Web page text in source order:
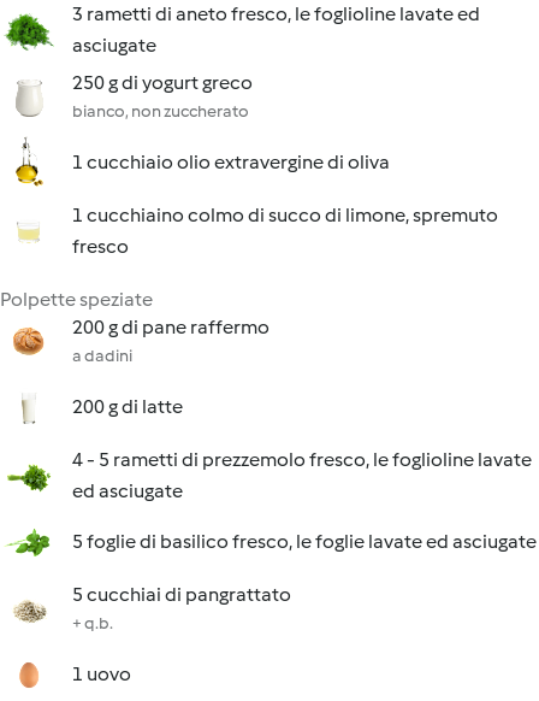
3 rametti di aneto fresco, le foglioline lavate ed
asciugate
250 g di yogurt greco
bianco, non zuccherato
1 cucchiaio olio extravergine di oliva
1 cucchiaino colmo di succo di limone, spremuto
fresco
Polpette speziate
200 g di pane raffermo
a dadini
200 g di latte
4 - 5 rametti di prezzemolo fresco, le foglioline lavate
ed asciugate
5 foglie di basilico fresco, le foglie lavate ed asciugate
5 cucchiai di pangrattato
+ q.b.
1 uovo